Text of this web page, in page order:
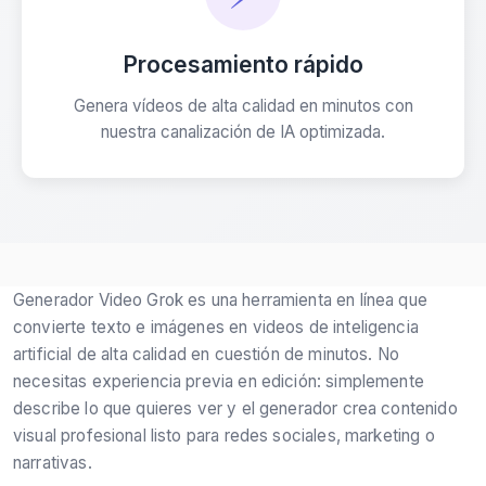
Procesamiento rápido
Genera vídeos de alta calidad en minutos con
nuestra canalización de IA optimizada.
Generador Video Grok es una herramienta en línea que
convierte texto e imágenes en videos de inteligencia
artificial de alta calidad en cuestión de minutos. No
necesitas experiencia previa en edición: simplemente
describe lo que quieres ver y el generador crea contenido
visual profesional listo para redes sociales, marketing o
narrativas.